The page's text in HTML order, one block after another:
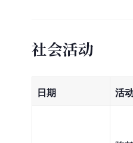
社会活动
日期 活